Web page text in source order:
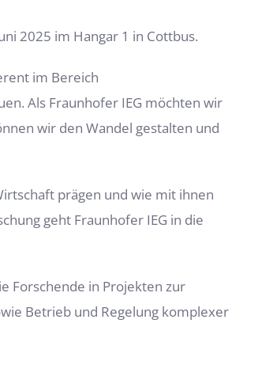
2025 im Hangar 1 in Cottbus.
im Bereich
Als Fraunhofer IEG möchten wir
wir den Wandel gestalten und
prägen und wie mit ihnen
geht Fraunhofer IEG in die
Forschende in Projekten zur
Betrieb und Regelung komplexer